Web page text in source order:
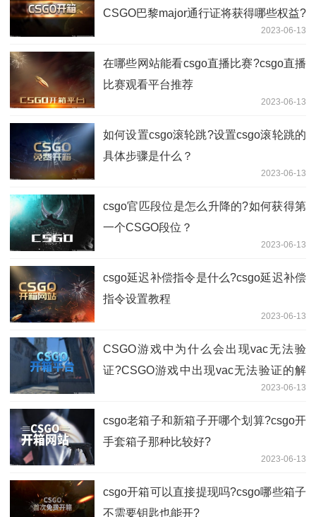
CSGO巴黎major通行证将获得哪些权益?
2023-06-13
在哪些网站能看​csgo直播比赛?​csgo直播
比赛观看平台推荐
2023-06-13
如何设置csgo滚轮跳?设置csgo滚轮跳的
具体步骤是什么？
2023-06-13
​csgo官匹段位是怎么升降的?如何获得第
一个CSGO段位？
2023-06-13
​csgo延迟补偿指令是什么?​csgo延迟补偿
指令设置教程
2023-06-13
​CSGO游戏中为什么会出现vac无法验
证?​CSGO游戏中出现vac无法验证的解
2023-06-13
csgo老箱子和新箱子开哪个划算?csgo开
手套箱子那种比较好?
2023-06-13
csgo开箱可以直接提现吗?csgo哪些箱子
不需要钥匙也能开?